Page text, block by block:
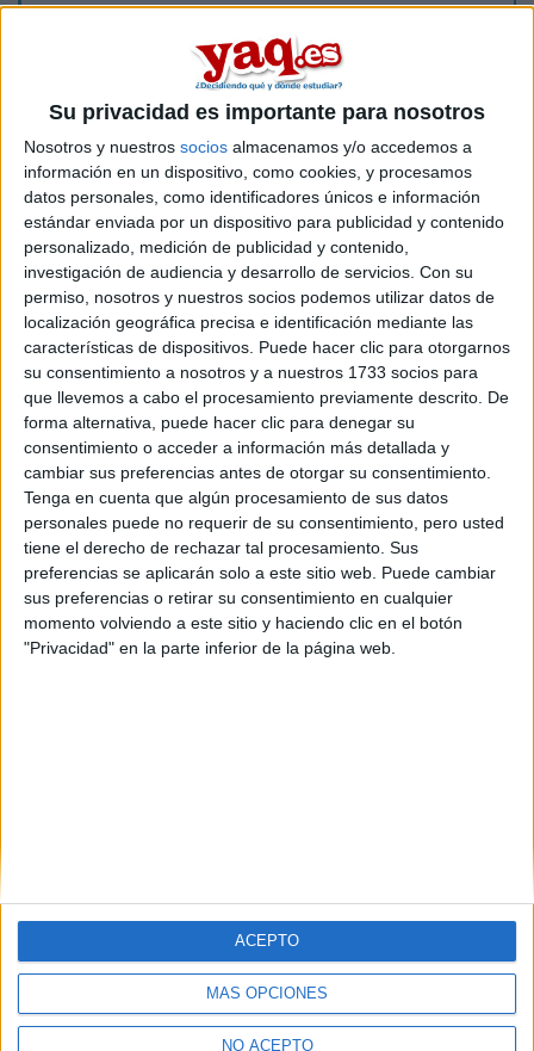
Su privacidad es importante para nosotros
Nosotros y nuestros socios almacenamos y/o accedemos a
información en un dispositivo, como cookies, y procesamos
datos personales, como identificadores únicos e información
estándar enviada por un dispositivo para publicidad y contenido
personalizado, medición de publicidad y contenido,
investigación de audiencia y desarrollo de servicios. Con su
permiso, nosotros y nuestros socios podemos utilizar datos de
localización geográfica precisa e identificación mediante las
características de dispositivos. Puede hacer clic para otorgarnos
su consentimiento a nosotros y a nuestros 1733 socios para
que llevemos a cabo el procesamiento previamente descrito. De
forma alternativa, puede hacer clic para denegar su
consentimiento o acceder a información más detallada y
cambiar sus preferencias antes de otorgar su consentimiento.
Tenga en cuenta que algún procesamiento de sus datos
personales puede no requerir de su consentimiento, pero usted
tiene el derecho de rechazar tal procesamiento. Sus
preferencias se aplicarán solo a este sitio web. Puede cambiar
sus preferencias o retirar su consentimiento en cualquier
momento volviendo a este sitio y haciendo clic en el botón
"Privacidad" en la parte inferior de la página web.
MÁS OPCIONES
NO ACEPTO
ACEPTO
Alguien sabe si cuando te trasladas de una universidad a otra
y la universidad a la que llegas te tiene que reconocer
créditos de una asignatura, ¿te mantiene la calificación (nota)
sacada en la universidad de origen cuando se traspasa el
expediente a la universidad nueva ? O sea si tengo un 9 en la
2, me mantienen el 9 en mi expiente al reconocer créditos o
me reflejará como un 5 (aprobado) al hacer el traslado de
expediente?
Graciasss!!!
Inicio
Etiquetas: La universidad - un mundo Neurociencia
Quiénes somos|Contactar|Anúnciate